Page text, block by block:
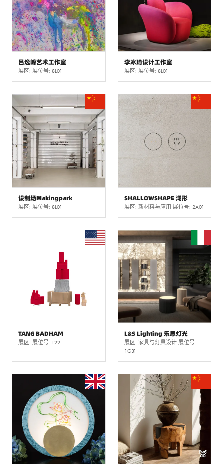
吕逸峰艺术工作室
展区: 展位号: 8L01
李冰琦设计工作室
展区: 展位号: 8L01
设制场Makingpark
展区: 展位号: 8L01
SHALLOWSHAPE 浅形
展区: 新材料与应用 展位号: 2A01
TANG BADHAM
展区: 展位号: T22
L&S Lighting 乐思灯光
展区: 家具与灯具设计 展位号:
1G31